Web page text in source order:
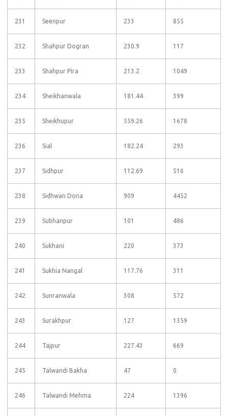
231 Seenpur 233 855
232 Shahpur Dogran 230.9 117
233 Shahpur Pira 213.2 1049
234 Sheikhanwala 181.44 399
235 Sheikhupur 559.26 1678
236 Sial 182.24 293
237 Sidhpur 112.69 516
238 Sidhwan Dona 909 4452
239 Subhanpur 101 486
240 Sukhani 220 373
241 Sukhia Nangal 117.76 311
242 Sunranwala 308 572
243 Surakhpur 127 1359
244 Tajpur 227.43 669
245 Talwandi Bakha 47 0
246 Talwandi Mehma 224 1396